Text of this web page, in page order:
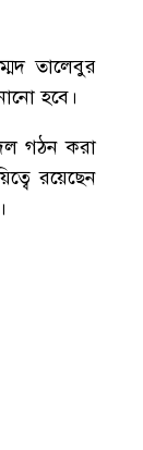
তালেবুর
হবে।
দল গঠন করা
রয়েছেন